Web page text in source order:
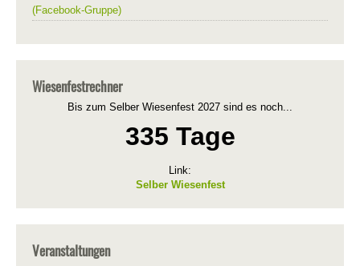
(Facebook-Gruppe)
Wiesenfestrechner
Bis zum Selber Wiesenfest 2027 sind es noch...
335 Tage
Link:
Selber Wiesenfest
Veranstaltungen